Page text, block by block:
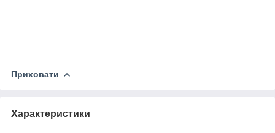
Приховати
Характеристики